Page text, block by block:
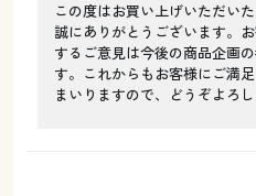
この度はお買い上げいただい
誠にありがとうございます。
するご意見は今後の商品企画
す。これからもお客様にご満
まいりますので、どうぞよろ